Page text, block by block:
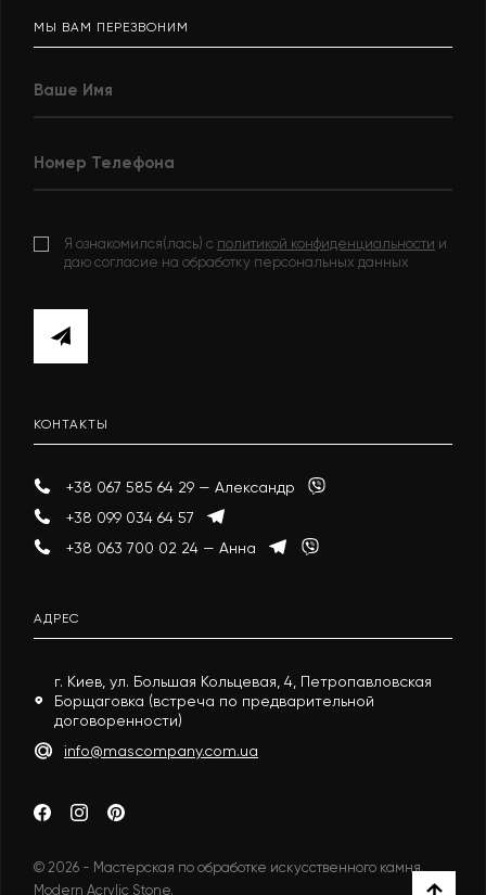
МЫ ВАМ ПЕРЕЗВОНИМ
Я ознакомился(лась) с политикой конфиденциальности и
даю согласие на обработку персональных данных
КОНТАКТЫ
+38 067 585 64 29 — Александр
+38 099 034 64 57
+38 063 700 02 24 — Анна
АДРЕС
г. Киев, ул. Большая Кольцевая, 4, Петропавловская
Борщаговка (встреча по предварительной
договоренности)
info@mascompany.com.ua
© 2026 - Мастерская по обработке искусственного камня.
Modern Acrylic Stone.